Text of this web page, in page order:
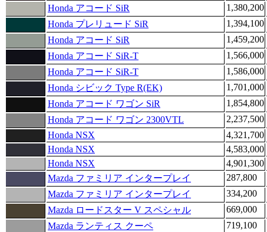
Honda アコード SiR
1,380,200
Honda プレリュード SiR
1,394,100
Honda アコード SiR
1,459,200
Honda アコード SiR-T
1,566,000
Honda アコード SiR-T
1,586,000
Honda シビック Type R(EK)
1,701,000
Honda アコード ワゴン SiR
1,854,800
Honda アコード ワゴン 2300VTL
2,237,500
Honda NSX
4,321,700
Honda NSX
4,583,000
Honda NSX
4,901,300
Mazda ファミリア インタープレイ
287,800
Mazda ファミリア インタープレイ
334,200
Mazda ロードスター V スペシャル
669,000
Mazda ランティス クーペ
719,100